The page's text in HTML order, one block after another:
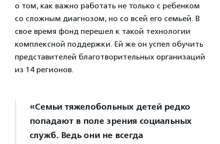
о том, как важно работать не только с ребенком
со сложным диагнозом, но со всей его семьей. В
свое время фонд перешел к такой технологии
комплексной поддержки. Ей же он успел обучить
представителей благотворительных организаций
из 14 регионов.
«Семьи тяжелобольных детей редко
попадают в поле зрения социальных
служб. Ведь они не всегда